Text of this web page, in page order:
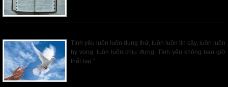
Tình yêu luôn luôn dung thứ, luôn luôn tin cậy, luôn luôn
hy vọng, luôn luôn chịu đựng. Tình yêu không bao giờ
thất bại.”